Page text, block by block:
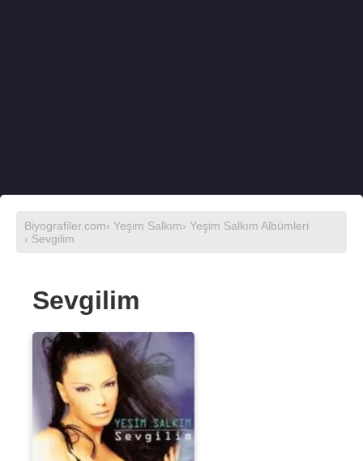
Biyografiler.com› Yeşim Salkım› Yeşim Salkım Albümleri
› Sevgilim
Sevgilim